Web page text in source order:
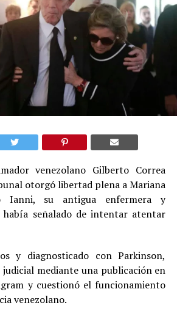
venezolano Gilberto Correa
otorgó libertad plena a Mariana
Ianni, su antigua enfermera y
había señalado de intentar atentar
y diagnosticado con Parkinson,
judicial mediante una publicación en
y cuestionó el funcionamiento
venezolano.